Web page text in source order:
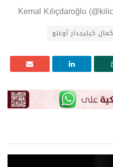
كمال كيليجدار أوغلو